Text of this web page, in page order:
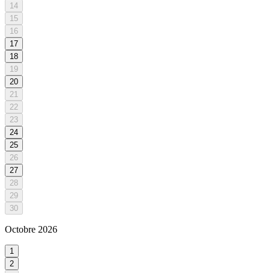
14
15
16
17
18
19
20
21
22
23
24
25
26
27
28
29
30
Octobre 2026
1
2